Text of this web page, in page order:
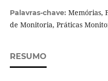
Palavras-chave: Memórias,
de Monitoria, Práticas
RESUMO